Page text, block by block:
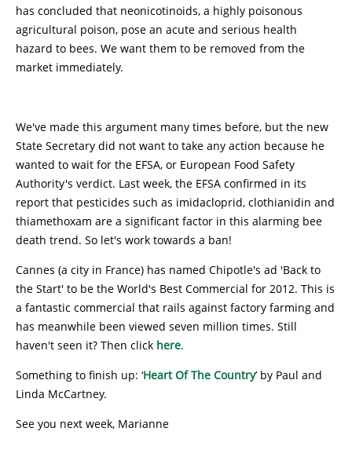
has concluded that neonicotinoids, a highly poisonous
agricultural poison, pose an acute and serious health
hazard to bees. We want them to be removed from the
market immediately.
We've made this argument many times before, but the new
State Secretary did not want to take any action because he
wanted to wait for the EFSA, or European Food Safety
Authority's verdict. Last week, the EFSA confirmed in its
report that pesticides such as imidacloprid, clothianidin and
thiamethoxam are a significant factor in this alarming bee
death trend. So let's work towards a ban!
Cannes (a city in France) has named Chipotle's ad 'Back to
the Start' to be the World's Best Commercial for 2012. This is
a fantastic commercial that rails against factory farming and
has meanwhile been viewed seven million times. Still
haven't seen it? Then click here.
Something to finish up: ‘Heart Of The Country’ by Paul and
Linda McCartney.
See you next week, Marianne